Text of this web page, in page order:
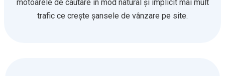
motoarele de cautare în mod natural și implicit mai mult
trafic ce crește șansele de vânzare pe site.